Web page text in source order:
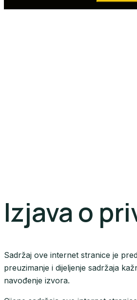
Izjava o
Sadržaj ove internet stranice je
preuzimanje i dijeljenje sadržaja
navođenje izvora.